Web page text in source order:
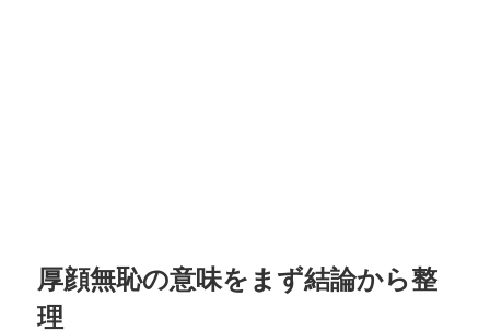
厚顔無恥の意味をまず結論から整
理